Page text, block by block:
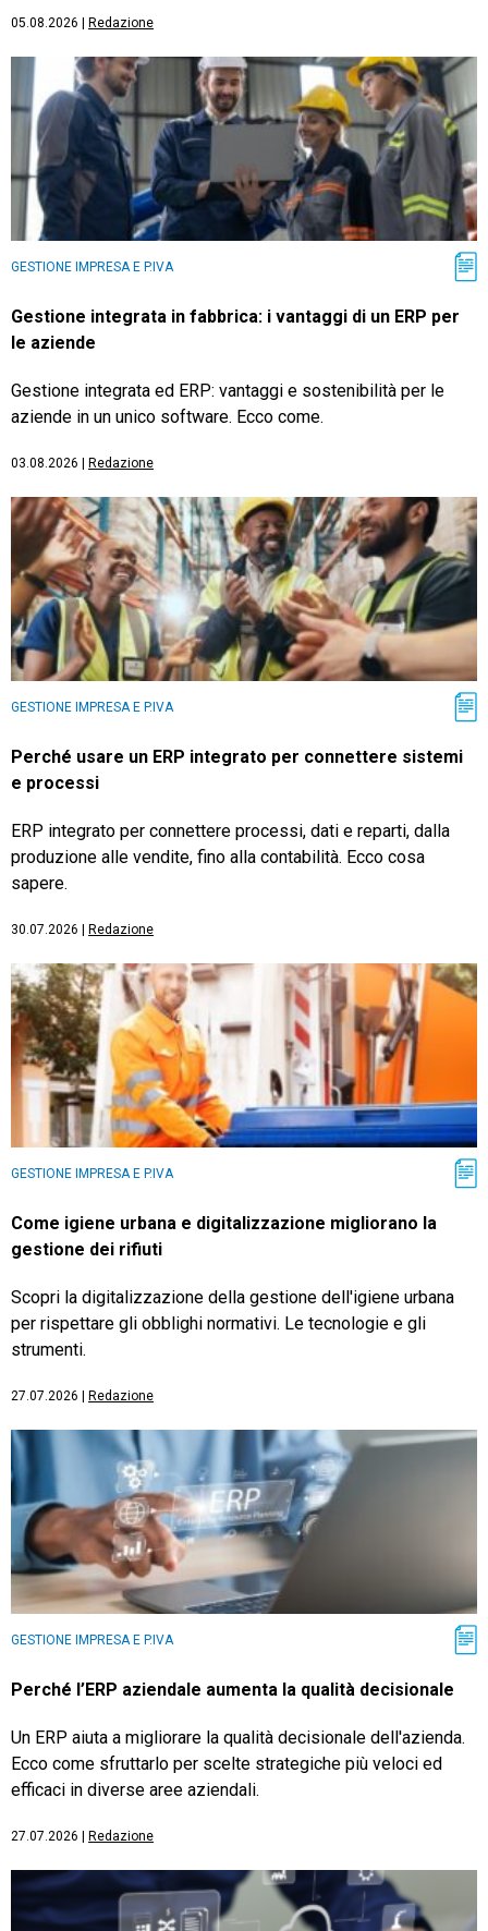
05.08.2026 Redazione
GESTIONE IMPRESA E P.IVA
Gestione integrata in fabbrica: i vantaggi di un ERP per
le aziende
Gestione integrata ed ERP: vantaggi e sostenibilità per le
aziende in un unico software. Ecco come.
03.08.2026 Redazione
GESTIONE IMPRESA E P.IVA
Perché usare un ERP integrato per connettere sistemi
e processi
ERP integrato per connettere processi, dati e reparti, dalla
produzione alle vendite, fino alla contabilità. Ecco cosa
sapere.
30.07.2026 Redazione
GESTIONE IMPRESA E P.IVA
Come igiene urbana e digitalizzazione migliorano la
gestione dei rifiuti
Scopri la digitalizzazione della gestione dell'igiene urbana
per rispettare gli obblighi normativi. Le tecnologie e gli
strumenti.
27.07.2026 Redazione
GESTIONE IMPRESA E P.IVA
Perché l’ERP aziendale aumenta la qualità decisionale
Un ERP aiuta a migliorare la qualità decisionale dell'azienda.
Ecco come sfruttarlo per scelte strategiche più veloci ed
efficaci in diverse aree aziendali.
27.07.2026 Redazione